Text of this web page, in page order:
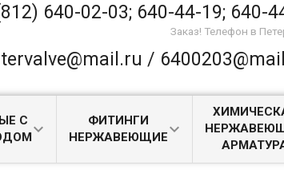
640-02-03; 640-44-19; 640-
Заказ! Телефон в
/
С
ФИТИНГИ
НЕРЖАВЕЮЩИЕ